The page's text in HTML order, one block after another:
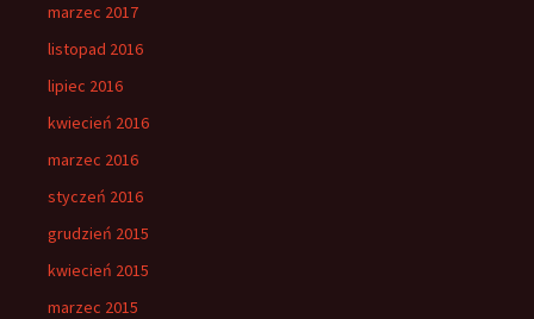
marzec 2017
listopad 2016
lipiec 2016
kwiecień 2016
marzec 2016
styczeń 2016
grudzień 2015
kwiecień 2015
marzec 2015